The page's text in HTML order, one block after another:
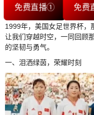
免费直播① 免费
1999年，美国女足世界杯，
让我们穿越时空，一同回顾
的坚韧与勇气。
一、泪洒绿茵，荣耀时刻